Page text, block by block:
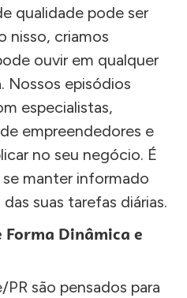
qualidade pode ser
nisso, criamos
ouvir em qualquer
Nossos episódios
especialistas,
empreendedores e
no seu negócio. É
manter informado
suas tarefas diárias.
Dinâmica e
PR são pensados para